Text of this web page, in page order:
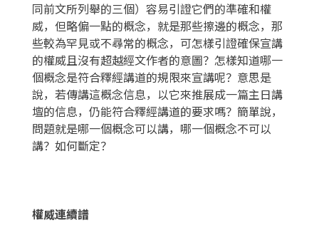
同前文所列舉的三個）容易引證它們的準確和權
威，但略偏一點的概念，就是那些擦邊的概念，那
些較為罕見或不尋常的概念，可怎樣引證確保宣講
的權威且沒有超越經文作者的意圖？怎樣知道哪一
個概念是符合釋經講道的規限來宣講呢？意思是
說，若傳講這概念信息，以它來推展成一篇主日講
壇的信息，仍能符合釋經講道的要求嗎？簡單說，
問題就是哪一個概念可以講，哪一個概念不可以
講？如何斷定？
權威連續譜